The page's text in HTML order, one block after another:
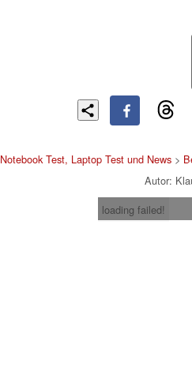
Notebook Test, Laptop Test und News >
Autor:
loading failed!